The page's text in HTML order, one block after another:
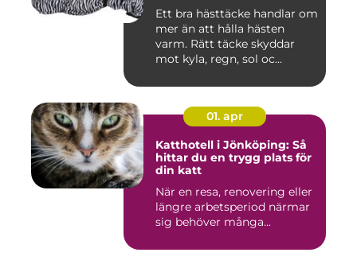
Ett bra hästtäcke handlar om
mer än att hålla hästen
varm. Rätt täcke skyddar
mot kyla, regn, sol oc...
01. apr
Katthotell i Jönköping: Så
hittar du en trygg plats för
din katt
När en resa, renovering eller
längre arbetsperiod närmar
sig behöver många...